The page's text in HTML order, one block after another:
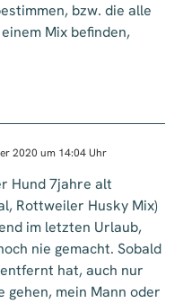
bzw. die alle
Mix befinden,
2020 um 14:04 Uhr
Hund 7jahre alt
Rottweiler Husky Mix)
im letzten Urlaub,
nie gemacht. Sobald
hat, auch nur
gehen, mein Mann oder